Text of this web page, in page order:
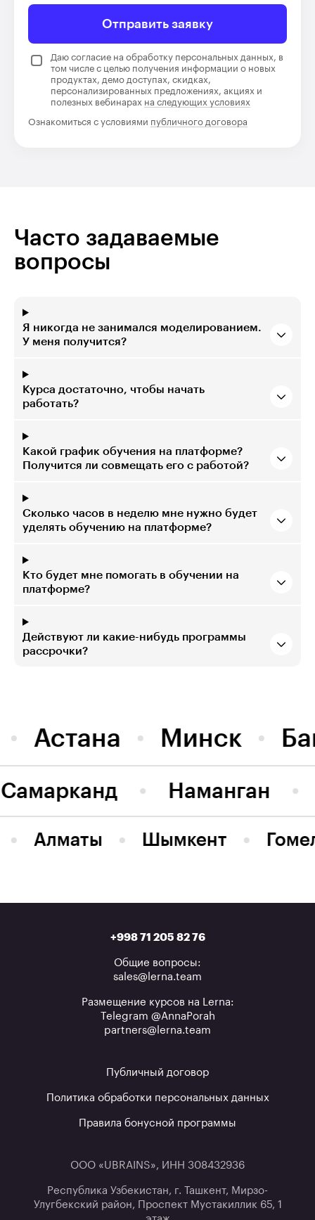
Отправить заявку
Даю согласие на обработку персональных данных, в
том числе с целью получения информации о новых
продуктах, демо доступах, скидках,
персонализированных предложениях, акциях и
полезных вебинарах на следующих условиях
Ознакомиться с условиями публичного договора
Часто задаваемые
вопросы
Я никогда не занимался моделированием.
У меня получится?
Курса достаточно, чтобы начать
работать?
Какой график обучения на платформе?
Получится ли совмещать его с работой?
Сколько часов в неделю мне нужно будет
уделять обучению на платформе?
Кто будет мне помогать в обучении на
платформе?
Действуют ли какие-нибудь программы
рассрочки?
Астана Минск
Наманган
Самарканд
Алматы Шымкент
+998 71 205 82 76
Общие вопросы:
sales@lerna.team
Размещение курсов на Lerna:
Telegram @AnnaPorah
partners@lerna.team
Публичный договор
Политика обработки персональных данных
Правила бонусной программы
ООО «UBRAINS», ИНН 308432936
Республика Узбекистан, г. Ташкент, Мирзо-
Улугбекский район, Проспект Мустакиллик 65, 1